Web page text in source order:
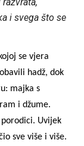
i svega što se
se vjera
hadž, dok
majka s
i džume.
Uvijek
sve više i više.